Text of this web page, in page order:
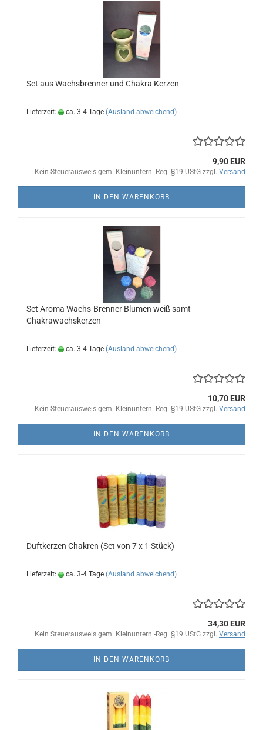
Set aus Wachsbrenner und Chakra Kerzen
Lieferzeit: ca. 3-4 Tage (Ausland abweichend)
9,90 EUR
Kein Steuerausweis gem. Kleinuntern.-Reg. §19 UStG zzgl. Versand
IN DEN WARENKORB
Set Aroma Wachs-Brenner Blumen weiß samt
Chakrawachskerzen
Lieferzeit: ca. 3-4 Tage (Ausland abweichend)
10,70 EUR
Kein Steuerausweis gem. Kleinuntern.-Reg. §19 UStG zzgl. Versand
IN DEN WARENKORB
Duftkerzen Chakren (Set von 7 x 1 Stück)
Lieferzeit: ca. 3-4 Tage (Ausland abweichend)
34,30 EUR
Kein Steuerausweis gem. Kleinuntern.-Reg. §19 UStG zzgl. Versand
IN DEN WARENKORB